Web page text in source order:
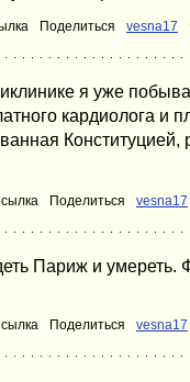
Поделиться vesna17
я уже
кардиолога и
Конституцией,
Поделиться vesna17
Париж и умереть.
Поделиться vesna17